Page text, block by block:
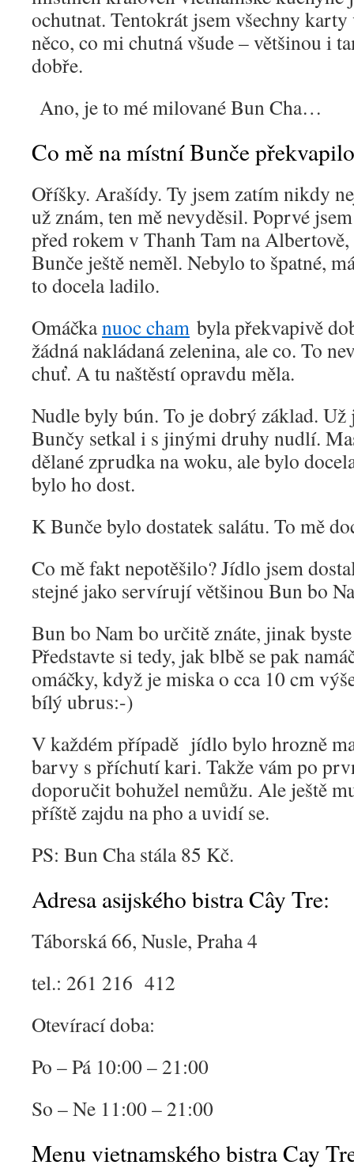
ochutnat. Tentokrát jsem všechny
něco, co mi chutná všude – většinou i
dobře.
Ano, je to mé milované Bun Cha…
Co mě na místní Bunče
Oříšky. Arašídy. Ty jsem zatím nikdy
už znám, ten mě nevyděsil. Poprvé
před rokem v Thanh Tam na
Bunče ještě neměl. Nebylo to špatné,
to docela ladilo.
Omáčkanuoc cham byla překvapivě
žádná nakládaná zelenina, ale co. To
chuť. A tu naštěstí opravdu měla.
Nudle byly bún. To je dobrý základ. Už
Bunčy setkal i s jinými druhy nudlí.
dělané zprudka na woku, ale bylo
bylo ho dost.
K Bunče bylo dostatek salátu. To mě
Co mě fakt nepotěšilo? Jídlo jsem
stejné jako servírují většinou Bun bo
Bun bo Nam bo určitě znáte, jinak
Představte si tedy, jak blbě se pak
omáčky, když je miska o cca 10 cm
bílý ubrus:-)
V každém případě jídlo bylo hrozně
barvy s příchutí kari. Takže vám po
doporučit bohužel nemůžu. Ale ještě
příště zajdu na pho a uvidí se.
PS: Bun Cha stála 85 Kč.
Adresa asijského bistra Cây Tre:
Táborská 66, Nusle, Praha 4
tel.: 261 216 412
Otevírací doba:
Po – Pá 10:00 – 21:00
So – Ne 11:00 – 21:00
Menu vietnamského bistra Cay